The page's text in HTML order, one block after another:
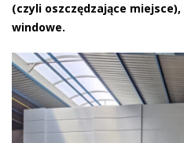
(czyli oszczędzające
windowe.